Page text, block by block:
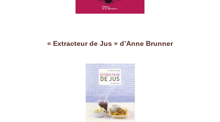
« Extracteur de Jus » d’Anne Brunner